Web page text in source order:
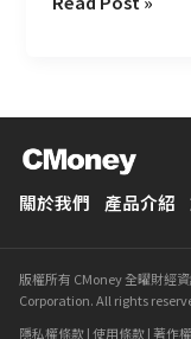
關於我們 產品介紹
版權所有 CMoney 全曜財經
Corporation. All rights
隱私權條款|使用條款| 著作